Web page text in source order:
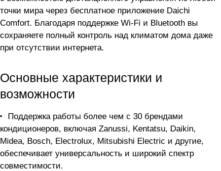
точки мира через бесплатное приложение Daichi
Comfort. Благодаря поддержке Wi-Fi и Bluetooth вы
сохраняете полный контроль над климатом дома даже
при отсутствии интернета.
Основные характеристики и
возможности
Поддержка работы более чем с 30 брендами
кондиционеров, включая Zanussi, Kentatsu, Daikin,
Midea, Bosch, Electrolux, Mitsubishi Electric и другие,
обеспечивает универсальность и широкий спектр
совместимости.